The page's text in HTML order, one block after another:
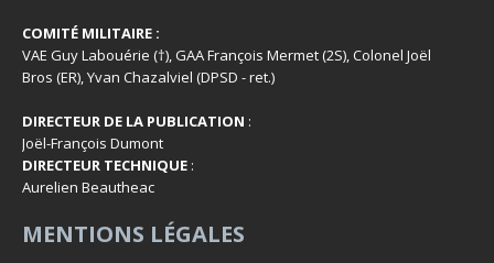
COMITÉ MILITAIRE :
VAE Guy Labouérie (†), GAA François Mermet (2S), Colonel Joël
Bros (ER), Yvan Chazalviel (DPSD - ret.)
DIRECTEUR DE LA PUBLICATION :
Joël-François Dumont
DIRECTEUR TECHNIQUE :
Aurelien Beautheac
MENTIONS LÉGALES